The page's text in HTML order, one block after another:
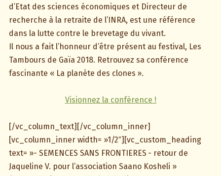
d’Etat des sciences économiques et Directeur de
recherche à la retraite de l’INRA, est une référence
dans la lutte contre le brevetage du vivant.
Il nous a fait l’honneur d’être présent au festival, Les
Tambours de Gaïa 2018. Retrouvez sa conférence
fascinante « La planète des clones ».
Visionnez la conférence !
[/vc_column_text][/vc_column_inner]
[vc_column_inner width= »1/2″][vc_custom_heading
text= »- SEMENCES SANS FRONTIERES - retour de
Jaqueline V. pour l’association Saano Kosheli »